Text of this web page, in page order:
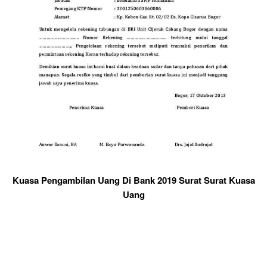
Kuasa Pengambilan Uang Di Bank 2019 Surat Surat Kuasa
Uang